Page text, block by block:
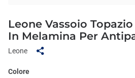
Leone Vassoio Topazio
In Melamina Per
Leone
Colore